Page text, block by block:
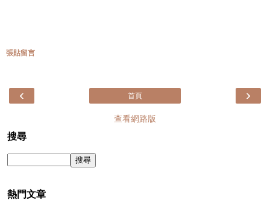
張貼留言
‹ ›
首頁
查看網路版
搜尋
熱門文章